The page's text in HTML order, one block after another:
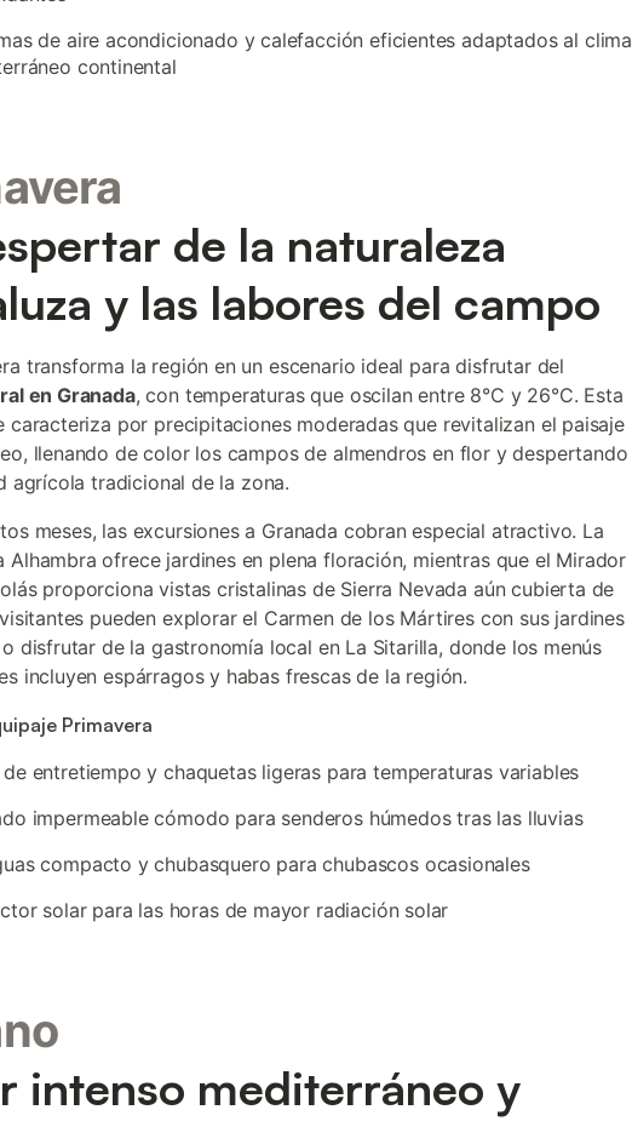
de aire acondicionado y calefacción eficientes adaptados al clima
continental
de la naturaleza
y las labores del campo
transforma la región en un escenario ideal para disfrutar del
en Granada, con temperaturas que oscilan entre 8°C y 26°C. Esta
caracteriza por precipitaciones moderadas que revitalizan el paisaje
llenando de color los campos de almendros en flor y despertando
agrícola tradicional de la zona.
meses, las excursiones a Granada cobran especial atractivo. La
Alhambra ofrece jardines en plena floración, mientras que el Mirador
proporciona vistas cristalinas de Sierra Nevada aún cubierta de
pueden explorar el Carmen de los Mártires con sus jardines
disfrutar de la gastronomía local en La Sitarilla, donde los menús
incluyen espárragos y habas frescas de la región.
Primavera
de entretiempo y chaquetas ligeras para temperaturas variables
impermeable cómodo para senderos húmedos tras las lluvias
compacto y chubasquero para chubascos ocasionales
solar para las horas de mayor radiación solar
intenso mediterráneo y